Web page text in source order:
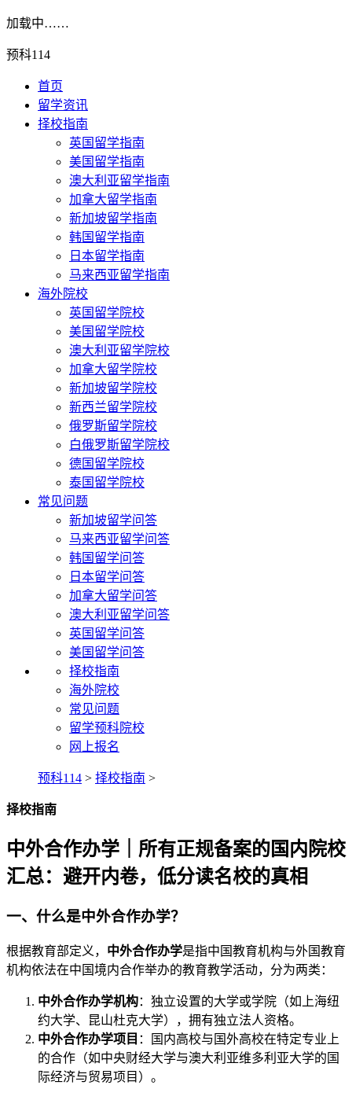
加载中……
预科114
首页
留学资讯
择校指南
英国留学指南
美国留学指南
澳大利亚留学指南
加拿大留学指南
新加坡留学指南
韩国留学指南
日本留学指南
马来西亚留学指南
海外院校
英国留学院校
美国留学院校
澳大利亚留学院校
加拿大留学院校
新加坡留学院校
新西兰留学院校
俄罗斯留学院校
白俄罗斯留学院校
德国留学院校
泰国留学院校
常见问题
新加坡留学问答
马来西亚留学问答
韩国留学问答
日本留学问答
加拿大留学问答
澳大利亚留学问答
英国留学问答
美国留学问答
择校指南
海外院校
常见问题
留学预科院校
网上报名
预科114 > 择校指南 >
择校指南
中外合作办学｜所有正规备案的国内院校
汇总：避开内卷，低分读名校的真相
一、什么是中外合作办学？
根据教育部定义， 中外合作办学是指中国教育机构与外国教育
机构依法在中国境内合作举办的教育教学活动，分为两类：
中外合作办学机构：独立设置的大学或学院（如上海纽
约大学、昆山杜克大学），拥有独立法人资格。
中外合作办学项目 ：国内高校与国外高校在特定专业上
的合作（如中央财经大学与澳大利亚维多利亚大学的国
际经济与贸易项目）。